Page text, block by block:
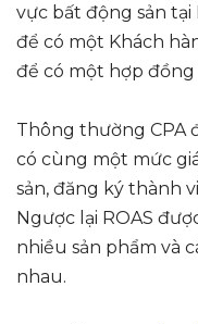
vực bất động sản
để có một Khách
để có một hợp
Thông thường CPA
có cùng một mức
sản, đăng ký thành
Ngược lại ROAS
nhiều sản phẩm và
nhau.